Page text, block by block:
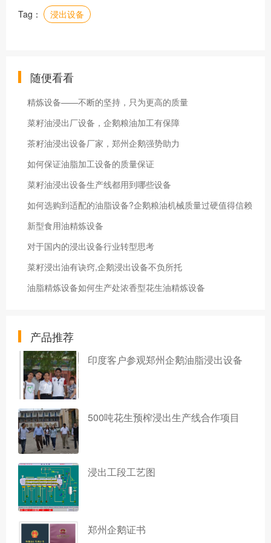
Tag： 浸出设备
随便看看
精炼设备——不断的坚持，只为更高的质量
菜籽油浸出厂设备，企鹅粮油加工有保障
茶籽油浸出设备厂家，郑州企鹅强势助力
如何保证油脂加工设备的质量保证
菜籽油浸出设备生产线都用到哪些设备
如何选购到适配的油脂设备?企鹅粮油机械质量过硬值得信赖
新型食用油精炼设备
对于国内的浸出设备行业转型思考
菜籽浸出油有诀窍,企鹅浸出设备不负所托
油脂精炼设备如何生产处浓香型花生油精炼设备
产品推荐
印度客户参观郑州企鹅油脂浸出设备
500吨花生预榨浸出生产线合作项目
浸出工段工艺图
郑州企鹅证书